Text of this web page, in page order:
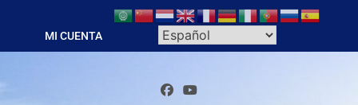
contenido
MI CUENTA